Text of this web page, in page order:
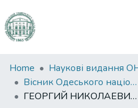
Communities
&
Collections
Home
Вісник Одеського національного університету. Географічні та геологічні науки
ГЕОРГИЙ НИКОЛАЕВИЧ АКСЕНТЬЕВ — ИССЛЕДОВАТЕЛЬ БЕРЕГОВОЙ ЗОНЫ МОРЯ